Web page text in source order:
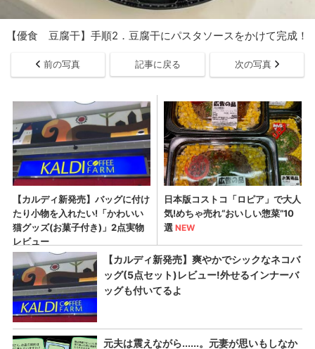
【優食 豆腐干】手順2．豆腐干にパスタソースをかけて完成！
前の写真 記事に戻る 次の写真